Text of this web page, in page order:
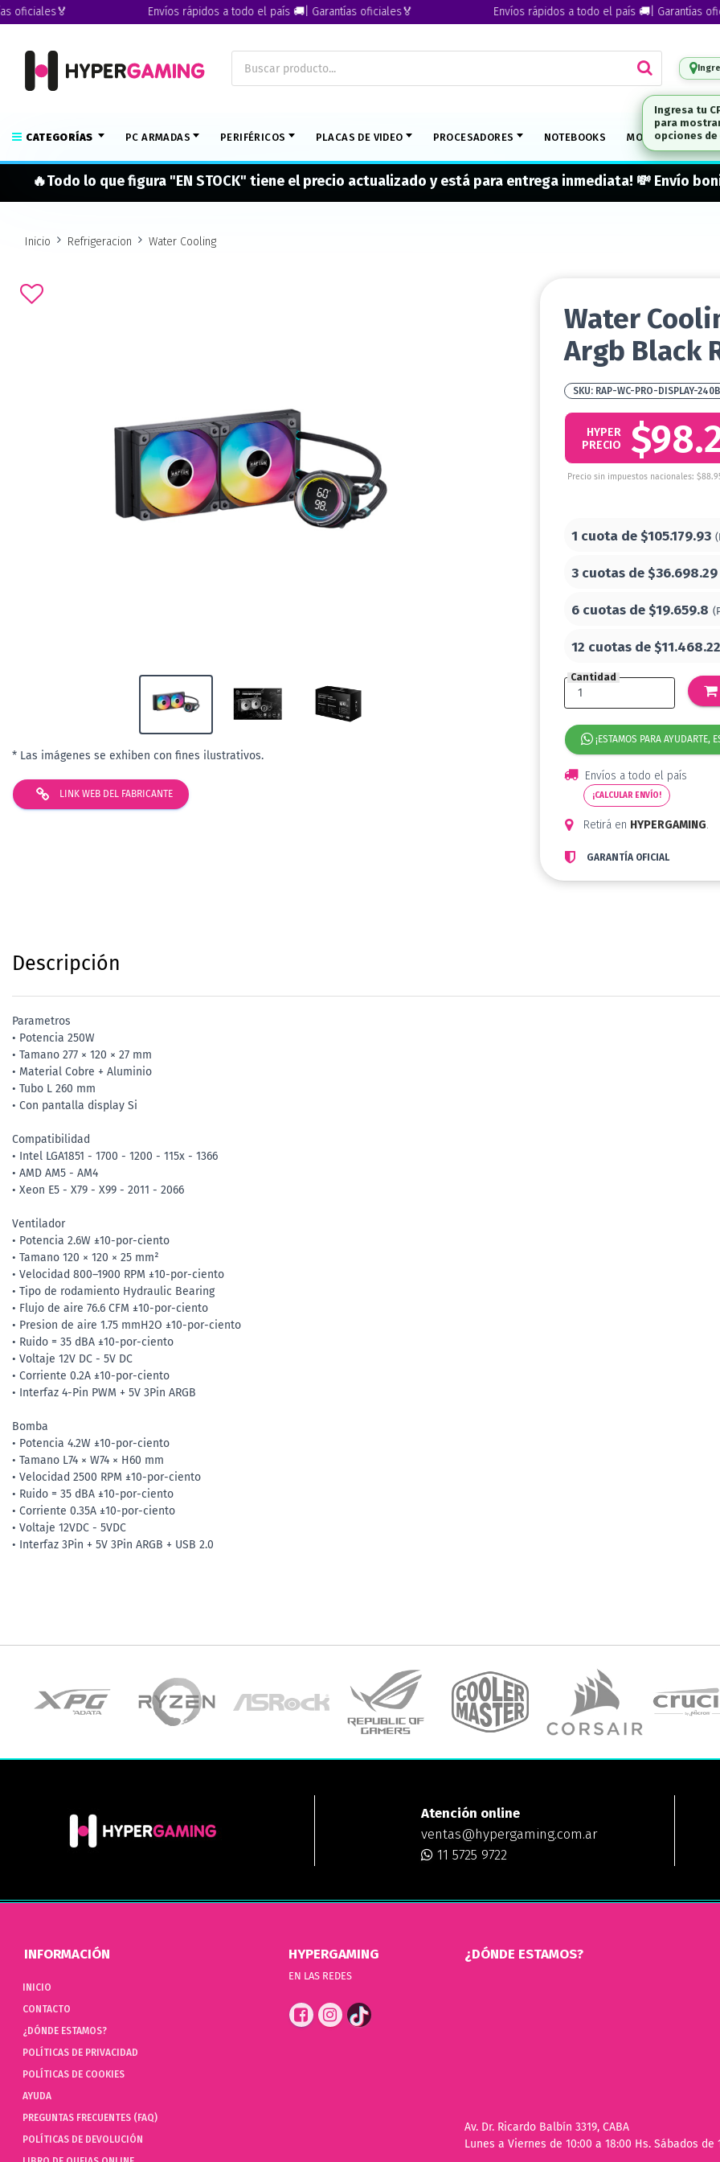
Envíos rápidos a todo el país 🚚| Garantías oficiales🏅 Envíos rápidos a todo el país 🚚| Garantías
CATEGORÍAS PC ARMADAS PERIFÉRICOS PLACAS DE VIDEO PROCESADORES NOTEBOOKS MONITORES
🔥Todo lo que figura "EN STOCK" tiene el precio actualizado y está para entrega inmediata! 💸 Envío
Inicio Refrigeracion Water Cooling
* Las imágenes se exhiben con fines ilustrativos.
LINK WEB DEL FABRICANTE
Water
Argb Black
RAP-WC-PRO-DISPLAY-
HYPER
PRECIO
Precio sin impuestos nacionales:
1 cuota de$105.179.93
3 cuotas de$36.698.29
6 cuotas de$19.659.8
12 cuotas de$11.468.22
Cantidad
¡ESTAMOS PARA AYUDARTE,
Envíos a todo el país
¡CALCULAR ENVÍO!
Retirá en HYPERGAMING.
GARANTÍA OFICIAL
Descripción
Parametros
• Potencia 250W
• Tamano 277 × 120 × 27 mm
• Material Cobre + Aluminio
• Tubo L 260 mm
• Con pantalla display Si
Compatibilidad
• Intel LGA1851 - 1700 - 1200 - 115x - 1366
• AMD AM5 - AM4
• Xeon E5 - X79 - X99 - 2011 - 2066
Ventilador
• Potencia 2.6W ±10-por-ciento
• Tamano 120 × 120 × 25 mm²
• Velocidad 800–1900 RPM ±10-por-ciento
• Tipo de rodamiento Hydraulic Bearing
• Flujo de aire 76.6 CFM ±10-por-ciento
• Presion de aire 1.75 mmH2O ±10-por-ciento
• Ruido = 35 dBA ±10-por-ciento
• Voltaje 12V DC - 5V DC
• Corriente 0.2A ±10-por-ciento
• Interfaz 4-Pin PWM + 5V 3Pin ARGB
Bomba
• Potencia 4.2W ±10-por-ciento
• Tamano L74 × W74 × H60 mm
• Velocidad 2500 RPM ±10-por-ciento
• Ruido = 35 dBA ±10-por-ciento
• Corriente 0.35A ±10-por-ciento
• Voltaje 12VDC - 5VDC
• Interfaz 3Pin + 5V 3Pin ARGB + USB 2.0
Atención online
ventas@hypergaming.com.ar
11 5725 9722
INFORMACIÓN
INICIO
CONTACTO
¿DÓNDE ESTAMOS?
POLÍTICAS DE PRIVACIDAD
POLÍTICAS DE COOKIES
AYUDA
PREGUNTAS FRECUENTES (FAQ)
POLÍTICAS DE DEVOLUCIÓN
HYPERGAMING
EN LAS REDES
¿DÓNDE ESTAMOS?
Av. Dr. Ricardo Balbín 3319, CABA
Lunes a Viernes de 10:00 a 18:00 Hs. Sábados de